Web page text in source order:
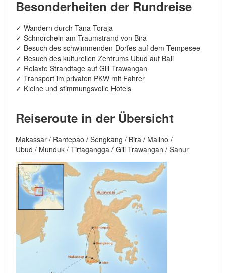
Besonderheiten der Rundreise
✓ Wandern durch Tana Toraja
✓ Schnorcheln am Traumstrand von Bira
✓ Besuch des schwimmenden Dorfes auf dem Tempesee
✓ Besuch des kulturellen Zentrums Ubud auf Bali
✓ Relaxte Strandtage auf Gili Trawangan
✓ Transport im privaten PKW mit Fahrer
✓ Kleine und stimmungsvolle Hotels
Reiseroute in der Übersicht
Makassar / Rantepao / Sengkang / Bira / Malino /
Ubud / Munduk / Tirtagangga / Gili Trawangan / Sanur